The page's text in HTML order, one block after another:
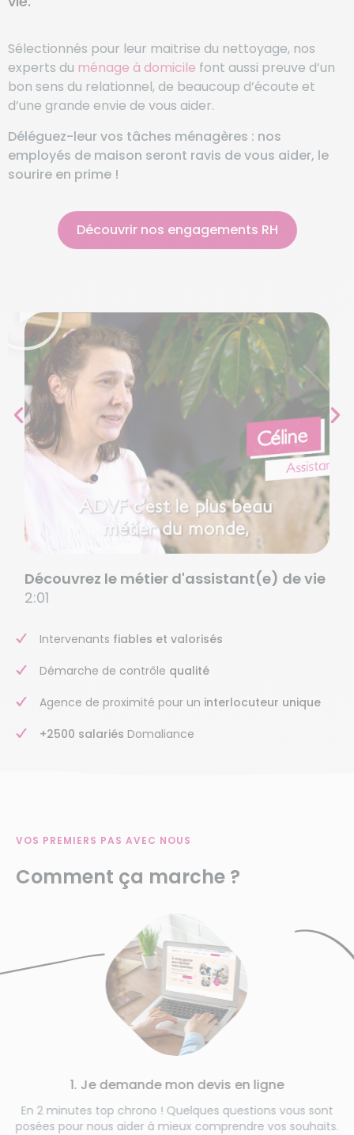
Sélectionnés pour leur maitrise du nettoyage, nos
experts du ménage à domicile font aussi preuve d’un
bon sens du relationnel, de beaucoup d’écoute et
d’une grande envie de vous aider.
Déléguez-leur vos tâches ménagères : nos
employés de maison seront ravis de vous aider, le
sourire en prime !
Découvrir nos engagements RH
Découvrez le métier d'assistant(e) de vie
2:01
Intervenants fiables et valorisés
Démarche de contrôle qualité
Agence de proximité pour un interlocuteur unique
+2500 salariés Domaliance
VOS PREMIERS PAS AVEC NOUS
Comment ça marche ?
En 2 minutes top chrono ! Quelques questions vous sont
posées pour nous aider à mieux comprendre vos souhaits.
1. Je demande mon devis en ligne